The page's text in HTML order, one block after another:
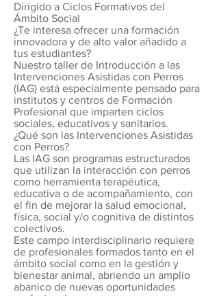
Dirigido a Ciclos Formativos del
Ámbito Social
¿Te interesa ofrecer una formación
innovadora y de alto valor añadido a
tus estudiantes?
Nuestro taller de Introducción a las
Intervenciones Asistidas con Perros
(IAG) está especialmente pensado para
institutos y centros de Formación
Profesional que imparten ciclos
sociales, educativos y sanitarios.
¿Qué son las Intervenciones Asistidas
con Perros?
Las IAG son programas estructurados
que utilizan la interacción con perros
como herramienta terapéutica,
educativa o de acompañamiento, con
el fin de mejorar la salud emocional,
física, social y/o cognitiva de distintos
colectivos.
Este campo interdisciplinario requiere
de profesionales formados tanto en el
ámbito social como en la gestión y
bienestar animal, abriendo un amplio
abanico de nuevas oportunidades